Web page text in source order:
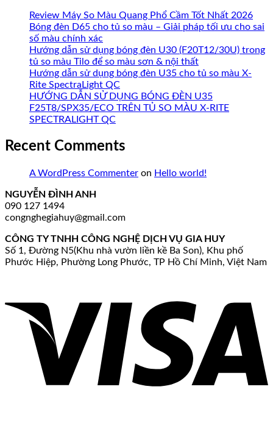
Review Máy So Màu Quang Phổ Cầm Tốt Nhất 2026
Bóng đèn D65 cho tủ so màu – Giải pháp tối ưu cho sai
số màu chính xác
Hướng dẫn sử dụng bóng đèn U30 (F20T12/30U) trong
tủ so màu Tilo để so màu sơn & nội thất
Hướng dẫn sử dụng bóng đèn U35 cho tủ so màu X-
Rite SpectraLight QC
HƯỚNG DẪN SỬ DỤNG BÓNG ĐÈN U35
F25T8/SPX35/ECO TRÊN TỦ SO MÀU X-RITE
SPECTRALIGHT QC
Recent Comments
A WordPress Commenter on Hello world!
NGUYỄN ĐÌNH ANH
090 127 1494
congnghegiahuy@gmail.com
CÔNG TY TNHH CÔNG NGHỆ DỊCH VỤ GIA HUY
Số 1, Đường N5(Khu nhà vườn liền kề Ba Son), Khu phố
Phước Hiệp, Phường Long Phước, TP Hồ Chí Minh, Việt Nam